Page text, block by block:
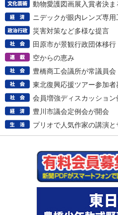
動物愛護図画展入賞者決ま
ニデックが眼内レンズ専用
災害対策など多様な提言
田原市が景観行政団体移行
空からの恵み
豊橋商工会議所が常議員会
東北復興応援ツアー参加者
会員増強ディスカッション
豊川市議会定例会が開会
プリオで人気作家の講演と